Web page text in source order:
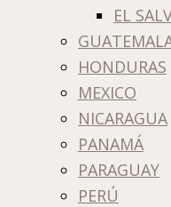
EL
HONDURAS
MEXICO
NICARAGUA
PANAMÁ
PARAGUAY
PERÚ